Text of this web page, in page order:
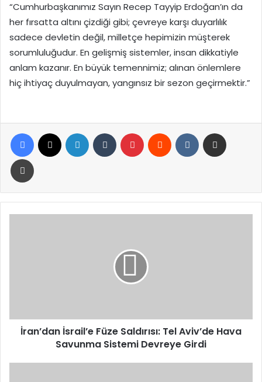
“Cumhurbaşkanımız Sayın Recep Tayyip Erdoğan’ın da
her fırsatta altını çizdiği gibi; çevreye karşı duyarlılık
sadece devletin değil, milletçe hepimizin müşterek
sorumluluğudur. En gelişmiş sistemler, insan dikkatiyle
anlam kazanır. En büyük temennimiz; alınan önlemlere
hiç ihtiyaç duyulmayan, yangınsız bir sezon geçirmektir.”
Facebook LinkedIn Tumblr Pinterest Reddit VKontakte
Yazdır
Sistemi
Devreye
İran’dan İsrail’e Füze Saldırısı: Tel Aviv’de Hava
Savunma Sistemi Devreye Girdi